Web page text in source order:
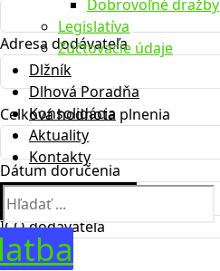
Dobrovoľné dražby
Legislatíva
Zúčtovacie údaje
Dlžník
Dlhová Poradňa
Konsolidácia
Aktuality
Kontakty
Hľadať:
Adresa dodávateľa
Celková hodnota plnenia
Dátum doručenia
IČO dodávateľa